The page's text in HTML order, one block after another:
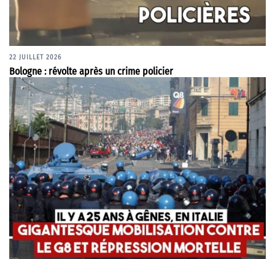
22 JUILLET 2026
Bologne : révolte après un crime policier